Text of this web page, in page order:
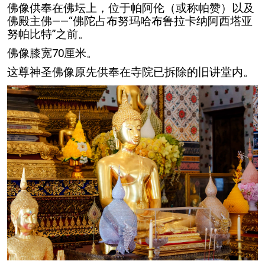
佛像供奉在佛坛上，位于帕阿伦（或称帕赞）以及
佛殿主佛——“佛陀占布努玛哈布鲁拉卡纳阿西塔亚
努帕比特”之前。
佛像膝宽70厘米。
这尊神圣佛像原先供奉在寺院已拆除的旧讲堂内。